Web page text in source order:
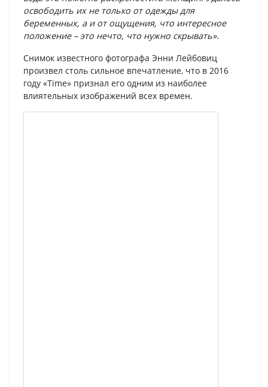
освободить их не только от одежды для
беременных, а и от ощущения, что интересное
положение – это нечто, что нужно скрывать».
Снимок известного фотографа Энни Лейбовиц
произвел столь сильное впечатление, что в 2016
году «Time» признал его одним из наиболее
влиятельных изображений всех времен.